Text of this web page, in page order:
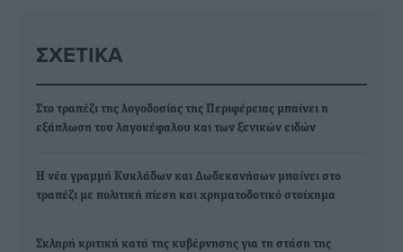
ΣΧΕΤΙΚΆ
Στο τραπέζι της λογοδοσίας της Περιφέρειας μπαίνει η
εξάπλωση του λαγοκέφαλου και των ξενικών ειδών
Η νέα γραμμή Κυκλάδων και Δωδεκανήσων μπαίνει στο
τραπέζι με πολιτική πίεση και χρηματοδοτικό στοίχημα
Σκληρή κριτική κατά της κυβέρνησης για τη στάση της